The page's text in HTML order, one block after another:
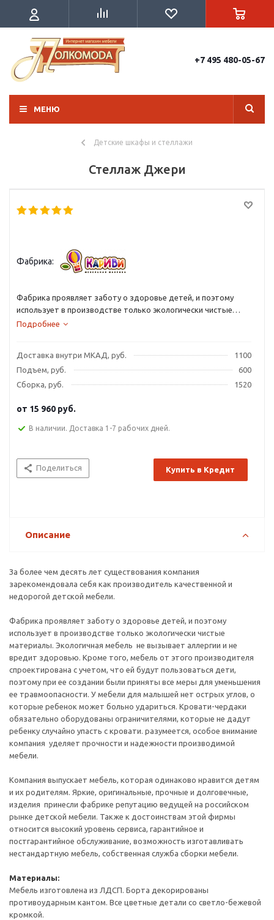
+7 495 480-05-67
МЕНЮ
Детские шкафы и стеллажи
Стеллаж Джери
Фабрика:
Фабрика проявляет заботу о здоровье детей, и поэтому
использует в производстве только экологически чистые
материалы. Экологичная мебель не вызывает аллергии и не
Подробнее
Доставка внутри МКАД, руб.
1100
Подъем, руб.
600
Сборка, руб.
1520
от 15 960 руб.
В наличии. Доставка 1-7 рабочих дней.
Поделиться Купить в Кредит
Описание
За более чем десять лет существования компания
зарекомендовала себя как производитель качественной и
недорогой детской мебели.
Фабрика проявляет заботу о здоровье детей, и поэтому
использует в производстве только экологически чистые
материалы. Экологичная мебель не вызывает аллергии и не
вредит здоровью. Кроме того, мебель от этого производителя
спроектирована с учетом, что ей будут пользоваться дети,
поэтому при ее создании были приняты все меры для уменьшения
ее травмоопасности. У мебели для малышей нет острых углов, о
которые ребенок может больно удариться. Кровати-чердаки
обязательно оборудованы ограничителями, которые не дадут
ребенку случайно упасть с кровати. разумеется, особое внимание
компания уделяет прочности и надежности производимой
мебели.
Компания выпускает мебель, которая одинаково нравится детям
и их родителям. Яркие, оригинальные, прочные и долговечные,
изделия принесли фабрике репутацию ведущей на российском
рынке детской мебели. Также к достоинствам этой фирмы
относится высокий уровень сервиса, гарантийное и
постгарантийное обслуживание, возможность изготавливать
нестандартную мебель, собственная служба сборки мебели.
Материалы:
Мебель изготовлена из ЛДСП. Борта декорированы
противоударным кантом. Все цветные детали со светло-бежевой
кромкой.